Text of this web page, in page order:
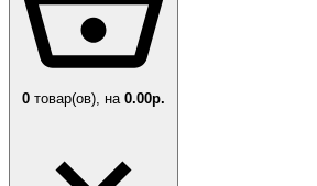
0 товар(ов), на 0.00р.